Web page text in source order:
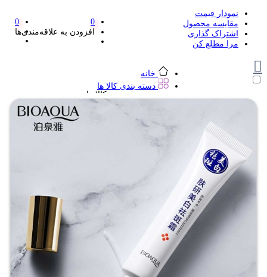
نمودار قیمت
مقایسه محصول
اشتراک گذاری
مرا مطلع کن
0
افزودن به علاقه‌مندی‌ها
0
خانه
دسته بندی کالا ها
دسته بندی کالا ها
لوازم تحریر و هنر
لوازم تحریر و هنر
پاک کن و غلط گیر
دفترچه یادداشت
استیکر
استیک نوت
کیف غذا
چسب
کاتر فانتزی
بوک مارک